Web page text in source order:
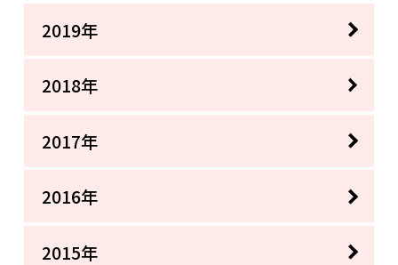
2019年
2018年
2017年
2016年
2015年